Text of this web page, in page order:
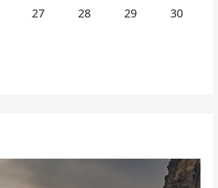
27 28 29
30